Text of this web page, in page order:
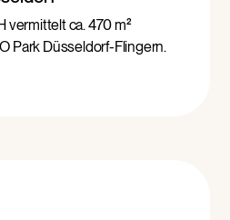
vermittelt ca. 470 m²
Park Düsseldorf-Flingern.